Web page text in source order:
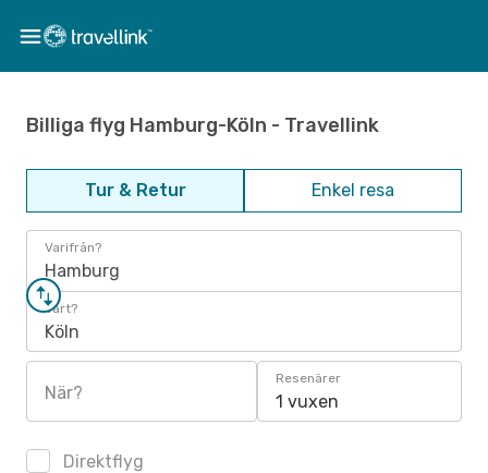
Billiga flyg Hamburg-Köln - Travellink
Tur & Retur Enkel resa
Varifrån?
Hamburg
Vart?
Köln
När?
Resenärer
1 vuxen
Direktflyg